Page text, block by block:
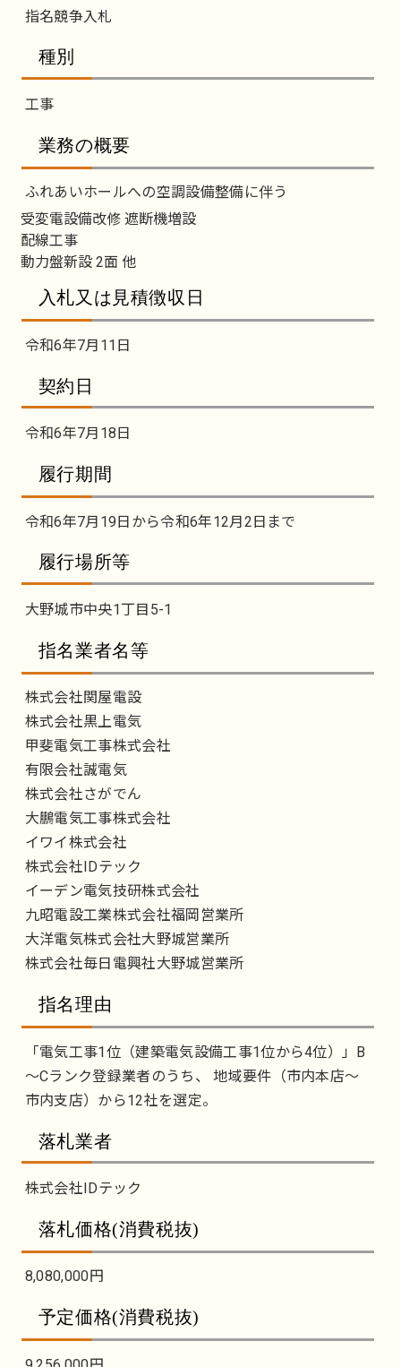
指名競争入札
種別
工事
業務の概要
ふれあいホールへの空調設備整備に伴う
受変電設備改修 遮断機増設
配線工事
動力盤新設 2面 他
入札又は見積徴収日
令和6年7月11日
契約日
令和6年7月18日
履行期間
令和6年7月19日から令和6年12月2日まで
履行場所等
大野城市中央1丁目5-1
指名業者名等
株式会社関屋電設
株式会社黒上電気
甲斐電気工事株式会社
有限会社誠電気
株式会社さがでん
大鵬電気工事株式会社
イワイ株式会社
株式会社IDテック
イーデン電気技研株式会社
九昭電設工業株式会社福岡営業所
大洋電気株式会社大野城営業所
株式会社毎日電興社大野城営業所
指名理由
「電気工事1位（建築電気設備工事1位から4位）」B
～Cランク登録業者のうち、 地域要件（市内本店～
市内支店）から12社を選定。
落札業者
株式会社IDテック
落札価格(消費税抜)
8,080,000円
予定価格(消費税抜)